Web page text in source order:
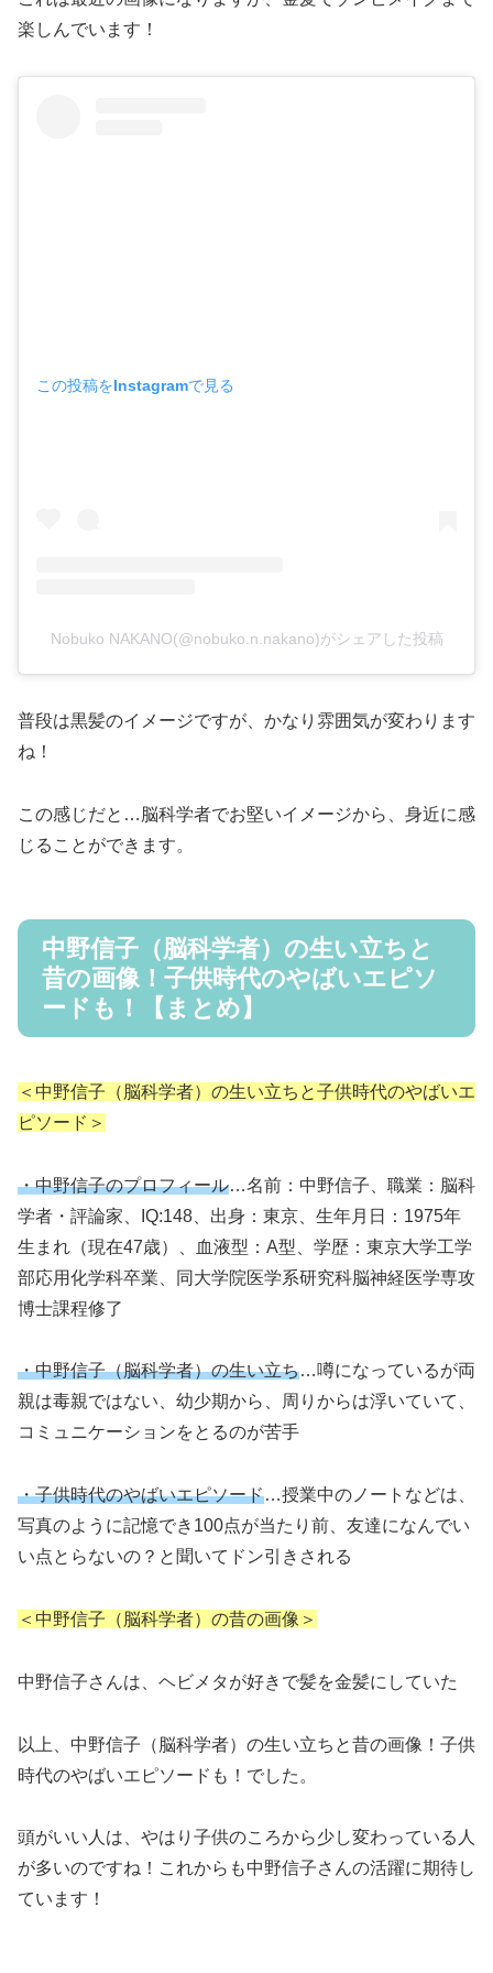
楽しんでいます！
この投稿をInstagramで見る
Nobuko NAKANO(@nobuko.n.nakano)がシェアした投稿
普段は黒髪のイメージですが、かなり雰囲気が変わります
ね！
この感じだと…脳科学者でお堅いイメージから、身近に感
じることができます。
中野信子（脳科学者）の生い立ちと
昔の画像！子供時代のやばいエピソ
ードも！【まとめ】
＜中野信子（脳科学者）の生い立ちと子供時代のやばいエ
ピソード＞
・中野信子のプロフィール…名前：中野信子、職業：脳科
学者・評論家、IQ:148、出身：東京、生年月日：1975年
生まれ（現在47歳）、血液型：A型、学歴：東京大学工学
部応用化学科卒業、同大学院医学系研究科脳神経医学専攻
博士課程修了
・中野信子（脳科学者）の生い立ち…噂になっているが両
親は毒親ではない、幼少期から、周りからは浮いていて、
コミュニケーションをとるのが苦手
・子供時代のやばいエピソード…授業中のノートなどは、
写真のように記憶でき100点が当たり前、友達になんでい
い点とらないの？と聞いてドン引きされる
＜中野信子（脳科学者）の昔の画像＞
中野信子さんは、ヘビメタが好きで髪を金髪にしていた
以上、中野信子（脳科学者）の生い立ちと昔の画像！子供
時代のやばいエピソードも！でした。
頭がいい人は、やはり子供のころから少し変わっている人
が多いのですね！これからも中野信子さんの活躍に期待し
ています！